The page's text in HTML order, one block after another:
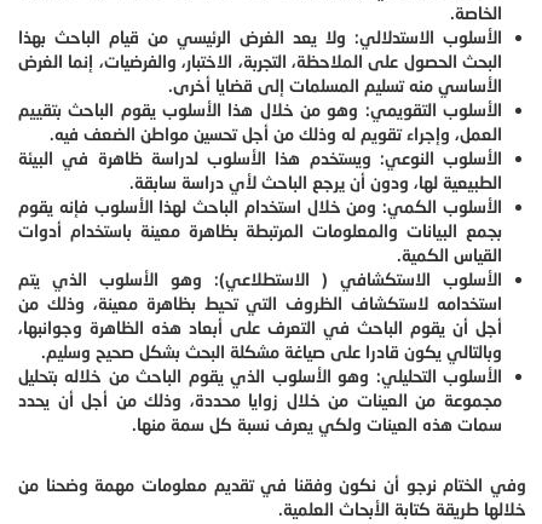
الخاصة.
الأسلوب الاستدلالي: ولا يعد الغرض الرئيسي من قيام الباحث بهذا
البحث الحصول على الملاحظة، التجربة، الاختبار، والفرضيات، إنما الغرض
الأساسي منه تسليم المسلمات إلى قضايا أخرى.
الأسلوب التقويمي: وهو من خلال هذا الأسلوب يقوم الباحث بتقييم
العمل، وإجراء تقويم له وذلك من أجل تحسين مواطن الضعف فيه.
الأسلوب النوعي: ويستخدم هذا الأسلوب لدراسة ظاهرة في البيئة
الطبيعية لها، ودون أن يرجع الباحث لأي دراسة سابقة.
الأسلوب الكمي: ومن خلال استخدام الباحث لهذا الأسلوب فإنه يقوم
بجمع البيانات والمعلومات المرتبطة بظاهرة معينة باستخدام أدوات
القياس الكمية.
الأسلوب الاستكشافي ( الاستطلاعي): وهو الأسلوب الذي يتم
استخدامه لاستكشاف الظروف التي تحيط بظاهرة معينة، وذلك من
أجل أن يقوم الباحث في التعرف على أبعاد هذه الظاهرة وجوانبها،
وبالتالي يكون قادرا على صياغة مشكلة البحث بشكل صحيح وسليم.
الأسلوب التحليلي: وهو الأسلوب الذي يقوم الباحث من خلاله بتحليل
مجموعة من العينات من خلال زوايا محددة، وذلك من أجل أن يحدد
سمات هذه العينات ولكي يعرف نسبة كل سمة منها.
وفي الختام نرجو أن نكون وفقنا في تقديم معلومات مهمة وضحنا من
خلالها طريقة كتابة الأبحاث العلمية.